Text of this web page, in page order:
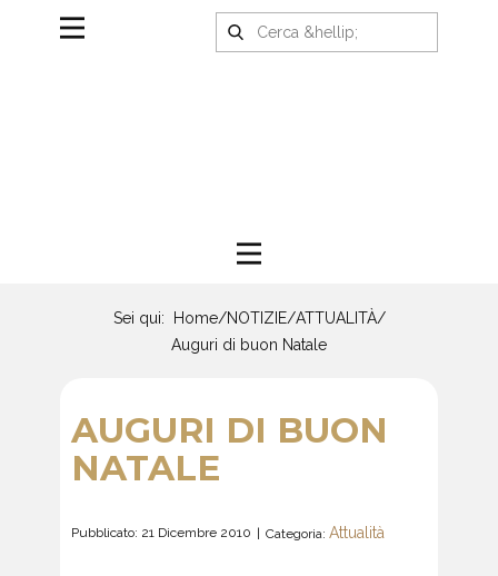
Sei qui: Home/NOTIZIE/ATTUALITÀ/
Auguri di buon Natale
AUGURI DI BUON
NATALE
Pubblicato: 21 Dicembre 2010 Categoria: Attualità